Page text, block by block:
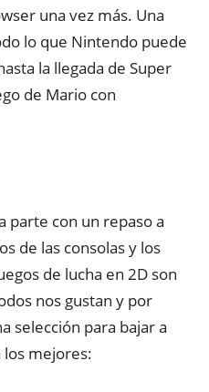
una vez más. Una
lo que Nintendo puede
la llegada de Super
de Mario con
parte con un repaso a
de las consolas y los
de lucha en 2D son
nos gustan y por
selección para bajar a
los mejores: